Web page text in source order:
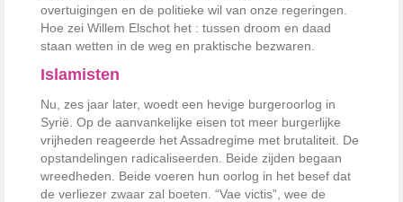
overtuigingen en de politieke wil van onze regeringen.
Hoe zei Willem Elschot het : tussen droom en daad
staan wetten in de weg en praktische bezwaren.
Islamisten
Nu, zes jaar later, woedt een hevige burgeroorlog in
Syrië. Op de aanvankelijke eisen tot meer burgerlijke
vrijheden reageerde het Assadregime met brutaliteit. De
opstandelingen radicaliseerden. Beide zijden begaan
wreedheden. Beide voeren hun oorlog in het besef dat
de verliezer zwaar zal boeten. “Vae victis”, wee de